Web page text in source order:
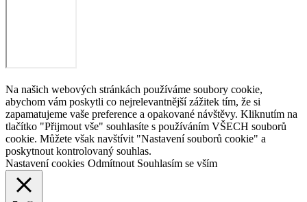
Na našich webových stránkách používáme soubory cookie,
abychom vám poskytli co nejrelevantnější zážitek tím, že si
zapamatujeme vaše preference a opakované návštěvy. Kliknutím na
tlačítko "Přijmout vše" souhlasíte s používáním VŠECH souborů
cookie. Můžete však navštívit "Nastavení souborů cookie" a
poskytnout kontrolovaný souhlas.
Nastavení cookies Odmítnout Souhlasím se vším